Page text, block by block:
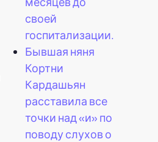
своей
госпитализации.
Бывшая няня
Кортни
Кардашьян
расставила все
точки над «и» по
поводу слухов о